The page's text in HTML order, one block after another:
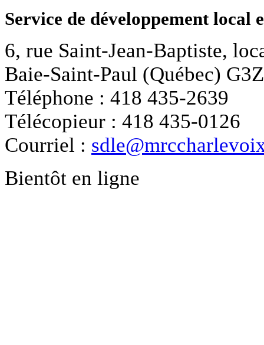
Service de développement
6, rue Saint-Jean-Baptiste,
Baie-Saint-Paul (Québec)
Téléphone : 418 435-2639
Télécopieur : 418 435-0126
Courriel :
Bientôt en ligne